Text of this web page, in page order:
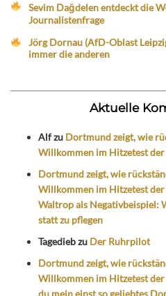
Sevim Dağdelen entdeckt die
Journalistenfrage
Jörg Dornau (AfD-Oblast
immer die anderen
Aktuelle
Alfzu Dortmund zeigt, wie
Willkommen im Hitzetest der
Dortmund zeigt, wie
Willkommen im Hitzetest
Waltrop als Negativbeispiel:
statt zu pflegen
Tagediebzu Der Ruhrpilot
Dortmund zeigt, wie
Willkommen im Hitzetest
du mein einst so geliebtes